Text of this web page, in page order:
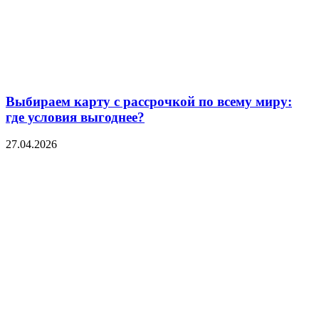
Выбираем карту с рассрочкой по всему миру:
где условия выгоднее?
27.04.2026